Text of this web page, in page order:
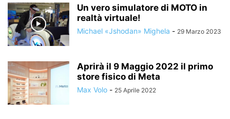
Un vero simulatore di MOTO in
realtà virtuale!
Michael «Jshodan» Mighela - 29 Marzo 2023
Aprirà il 9 Maggio 2022 il primo
store fisico di Meta
Max Volo - 25 Aprile 2022